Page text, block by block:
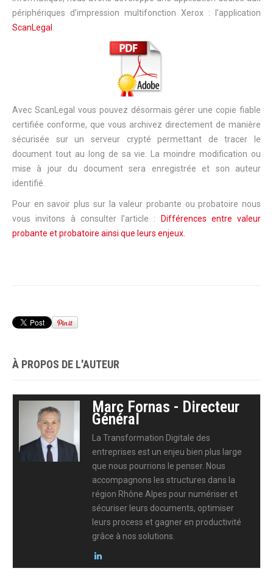
périphériques d’impression multifonction Xerox : l’application
ScanLegal
Avec ScanLegal vous pouvez désormais gérer une copie fiable
certifiée conforme, que vous archivez directement de manière
sécurisée sur un serveur crypté permettant de tracer le
document tout au long de sa vie. La moindre modification ou
mise à jour du document sera enregistrée et son auteur
identifié.
Pour en savoir plus sur la valeur probante ou probatoire nous
vous invitons à consulter l’article :
Différences entre valeur
probante et probatoire ainsi que leurs enjeux.
À PROPOS DE L'AUTEUR
Marc Fornas - Directeur
Général
La Transformation Digitale des
entreprises est un enjeu bien plus large
que nous pourrions le penser. Nous
accompagnons les structures dans la
région Rhône Alpes pour numériser et
sécuriser leurs documents, optimiser
leurs process et gagner en productivité
grâce à nos solutions.